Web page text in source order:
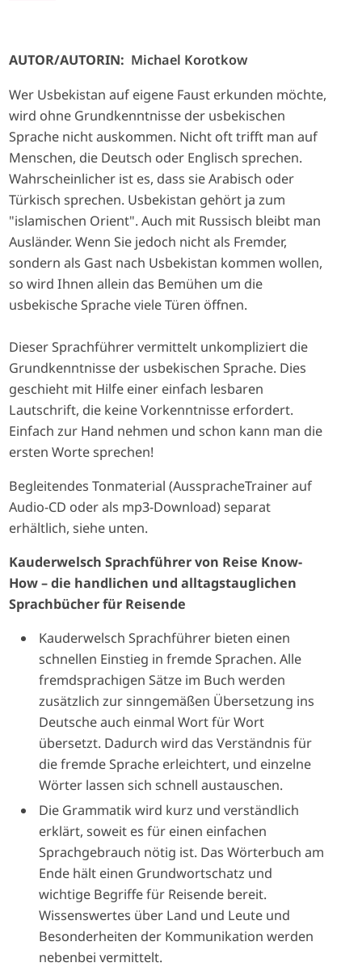
AUTOR/AUTORIN: Michael Korotkow
Wer Usbekistan auf eigene Faust erkunden möchte,
wird ohne Grundkenntnisse der usbekischen
Sprache nicht auskommen. Nicht oft trifft man auf
Menschen, die Deutsch oder Englisch sprechen.
Wahrscheinlicher ist es, dass sie Arabisch oder
Türkisch sprechen. Usbekistan gehört ja zum
"islamischen Orient". Auch mit Russisch bleibt man
Ausländer. Wenn Sie jedoch nicht als Fremder,
sondern als Gast nach Usbekistan kommen wollen,
so wird Ihnen allein das Bemühen um die
usbekische Sprache viele Türen öffnen.
Dieser Sprachführer vermittelt unkompliziert die
Grundkenntnisse der usbekischen Sprache. Dies
geschieht mit Hilfe einer einfach lesbaren
Lautschrift, die keine Vorkenntnisse erfordert.
Einfach zur Hand nehmen und schon kann man die
ersten Worte sprechen!
Begleitendes Tonmaterial (AusspracheTrainer auf
Audio-CD oder als mp3-Download) separat
erhältlich, siehe unten.
Kauderwelsch Sprachführer von Reise Know-
How – die handlichen und alltagstauglichen
Sprachbücher für Reisende
Kauderwelsch Sprachführer bieten einen
schnellen Einstieg in fremde Sprachen. Alle
fremdsprachigen Sätze im Buch werden
zusätzlich zur sinngemäßen Übersetzung ins
Deutsche auch einmal Wort für Wort
übersetzt. Dadurch wird das Verständnis für
die fremde Sprache erleichtert, und einzelne
Wörter lassen sich schnell austauschen.
Die Grammatik wird kurz und verständlich
erklärt, soweit es für einen einfachen
Sprachgebrauch nötig ist. Das Wörterbuch am
Ende hält einen Grundwortschatz und
wichtige Begriffe für Reisende bereit.
Wissenswertes über Land und Leute und
Besonderheiten der Kommunikation werden
nebenbei vermittelt.